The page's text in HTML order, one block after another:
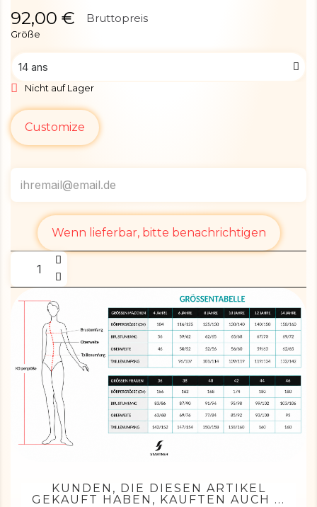
92,00 € Bruttopreis
Größe
Nicht auf Lager
Customize
Wenn lieferbar, bitte benachrichtigen
KUNDEN, DIE DIESEN ARTIKEL
GEKAUFT HABEN, KAUFTEN AUCH ...